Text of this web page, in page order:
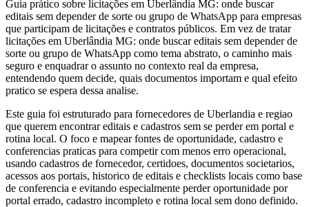
Guia prático sobre licitações em Uberlândia MG: onde buscar
editais sem depender de sorte ou grupo de WhatsApp para empresas
que participam de licitações e contratos públicos. Em vez de tratar
licitações em Uberlândia MG: onde buscar editais sem depender de
sorte ou grupo de WhatsApp como tema abstrato, o caminho mais
seguro e enquadrar o assunto no contexto real da empresa,
entendendo quem decide, quais documentos importam e qual efeito
pratico se espera dessa analise.
Este guia foi estruturado para fornecedores de Uberlandia e regiao
que querem encontrar editais e cadastros sem se perder em portal e
rotina local. O foco e mapear fontes de oportunidade, cadastro e
conferencias praticas para competir com menos erro operacional,
usando cadastros de fornecedor, certidoes, documentos societarios,
acessos aos portais, historico de editais e checklists locais como base
de conferencia e evitando especialmente perder oportunidade por
portal errado, cadastro incompleto e rotina local sem dono definido.